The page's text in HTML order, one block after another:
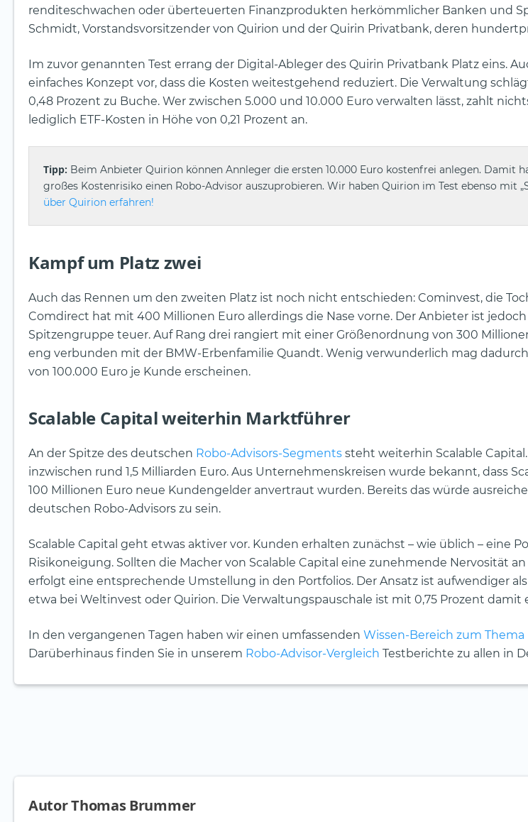
renditeschwachen oder überteuerten Finanzprodukten herkömmlicher Banken und
Schmidt, Vorstandsvorsitzender von Quirion und der Quirin Privatbank, deren
Im zuvor genannten Test errang der Digital-Ableger des Quirin Privatbank Platz eins.
einfaches Konzept vor, dass die Kosten weitestgehend reduziert. Die Verwaltung
0,48 Prozent zu Buche. Wer zwischen 5.000 und 10.000 Euro verwalten lässt, zahlt
lediglich ETF-Kosten in Höhe von 0,21 Prozent an.
Tipp: Beim Anbieter Quirion können Annleger die ersten 10.000 Euro kostenfrei anlegen. Damit
großes Kostenrisiko einen Robo-Advisor auszuprobieren. Wir haben Quirion im Test ebenso mit
über Quirion erfahren!
Kampf um Platz zwei
Auch das Rennen um den zweiten Platz ist noch nicht entschieden: Cominvest, die
Comdirect hat mit 400 Millionen Euro allerdings die Nase vorne. Der Anbieter ist
Spitzengruppe teuer. Auf Rang drei rangiert mit einer Größenordnung von 300
eng verbunden mit der BMW-Erbenfamilie Quandt. Wenig verwunderlich mag
von 100.000 Euro je Kunde erscheinen.
Scalable Capital weiterhin Marktführer
An der Spitze des deutschen Robo-Advisors-Segments steht weiterhin Scalable
inzwischen rund 1,5 Milliarden Euro. Aus Unternehmenskreisen wurde bekannt, dass
100 Millionen Euro neue Kundengelder anvertraut wurden. Bereits das würde
deutschen Robo-Advisors zu sein.
Scalable Capital geht etwas aktiver vor. Kunden erhalten zunächst – wie üblich – eine
Risikoneigung. Sollten die Macher von Scalable Capital eine zunehmende Nervosität
erfolgt eine entsprechende Umstellung in den Portfolios. Der Ansatz ist aufwendiger als
etwa bei Weltinvest oder Quirion. Die Verwaltungspauschale ist mit 0,75 Prozent damit
In den vergangenen Tagen haben wir einen umfassenden Wissen-Bereich zum Thema
Darüberhinaus finden Sie in unserem Robo-Advisor-Vergleich Testberichte zu allen in
Autor Thomas Brummer